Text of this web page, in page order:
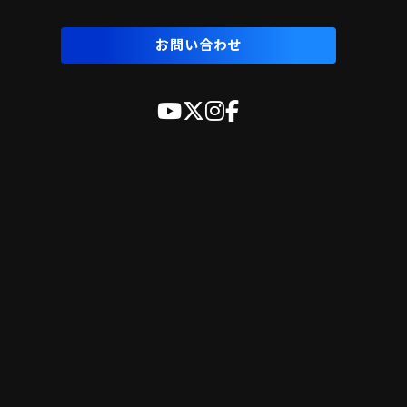
お問い合わせ